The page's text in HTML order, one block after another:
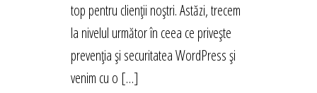
top pentru clienții noștri. Astăzi, trecem
la nivelul următor în ceea ce privește
prevenția și securitatea WordPress și
venim cu o […]